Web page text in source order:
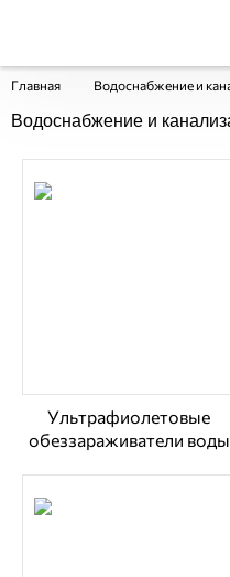
Главная Водоснабжение и
Водоснабжение и
Ультрафиолетовые
обеззараживатели воды